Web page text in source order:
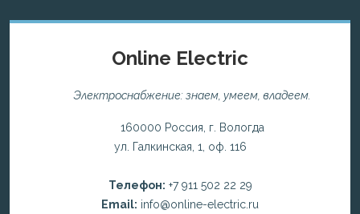
Online Electric
Электроснабжение: знаем, умеем, владеем.
160000 Россия, г. Вологда
ул. Галкинская, 1, оф. 116
Телефон: +7 911 502 22 29
Email: info@online-electric.ru